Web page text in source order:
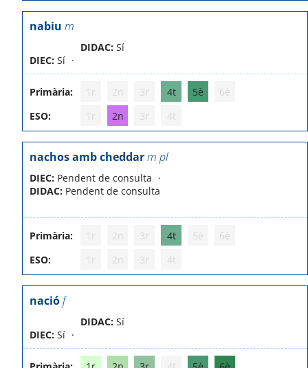
nabiu m
DIEC: Sí
DIDAC: Sí
Primària: 1r 2n 3r 4t 5è
6è
ESO:
1r 2n 3r 4t
nachos amb cheddarm pl
DIEC: Pendent de consulta
DIDAC: Pendent de consulta
Primària: 1r 2n 3r 4t 5è
6è
ESO:
1r 2n 3r 4t
nacióf
DIEC: Sí
DIDAC: Sí